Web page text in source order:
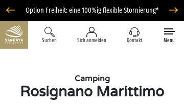
Option Freiheit: eine 100%ig flexible Stornierung*
Suchen Sich anmelden Kontakt Menü
Camping
Rosignano Marittimo